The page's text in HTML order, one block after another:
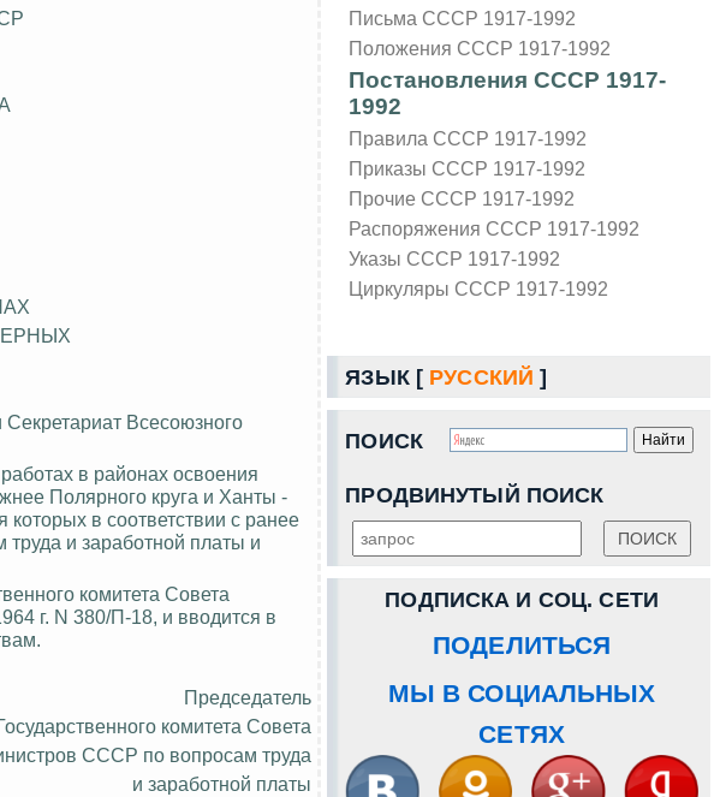
Письма СССР 1917-1992
Положения СССР 1917-1992
Постановления СССР 1917-
1992
Правила СССР 1917-1992
Приказы СССР 1917-1992
Прочие СССР 1917-1992
Распоряжения СССР 1917-1992
Указы СССР 1917-1992
Циркуляры СССР 1917-1992
ЯЗЫК [ РУССКИЙ ]
ПОИСК
ПРОДВИНУТЫЙ ПОИСК
ПОДПИСКА И СОЦ. СЕТИ
ПОДЕЛИТЬСЯ
МЫ В СОЦИАЛЬНЫХ
СЕТЯХ
Всесоюзного
в районах освоения
Полярного круга и Ханты -
в соответствии с ранее
и заработной платы и
комитета Совета
г. N 380/П-18, и вводится в
Председатель
комитета Совета
СССР по вопросам труда
и заработной платы